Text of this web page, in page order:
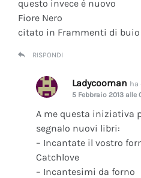
questo invece è nuovo
Fiore Nero
citato in Frammenti di buio
RISPONDI
Ladycooman ha
5 Febbraio 2013 alle
A me questa iniziativa
segnalo nuovi libri:
– Incantate il vostro
Catchlove
– Incantesimi da forno